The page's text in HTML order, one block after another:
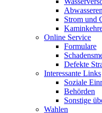
Strom und
Online Service
Formulare
Defekte
Interessante Links
Soziale
Behörden
Sonstige
Wahlen